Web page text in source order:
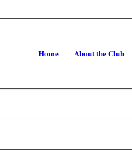
Home About the Club